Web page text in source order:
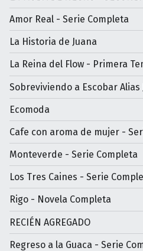
Amor Real - Serie Completa
La Historia de Juana
La Reina del Flow - Primera
Sobreviviendo a Escobar Alias
Ecomoda
Cafe con aroma de mujer -
Monteverde - Serie Completa
Los Tres Caines - Serie
Rigo - Novela Completa
RECIÉN AGREGADO
Regreso a la Guaca - Serie